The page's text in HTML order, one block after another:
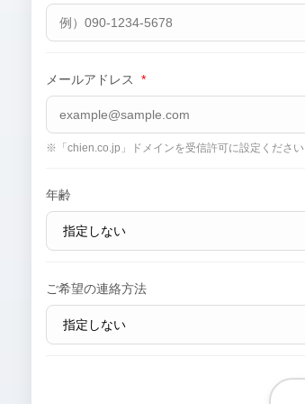
メールアドレス *
※「chien.co.jp」ドメインを受信許可に設定ください
年齢
ご希望の連絡方法